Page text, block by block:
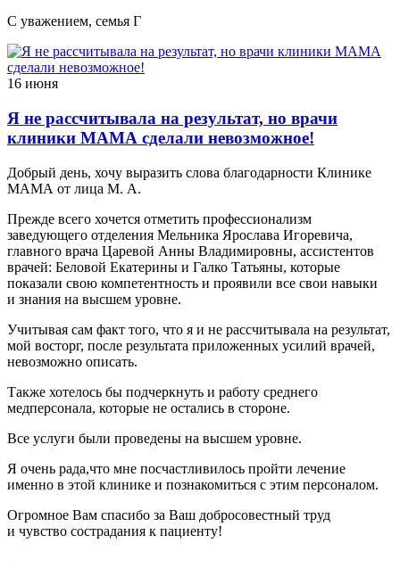
С уважением, семья Г
16 июня
Я не рассчитывала на результат, но врачи
клиники МАМА сделали невозможное!
Добрый день, хочу выразить слова благодарности Клинике
МАМА от лица М. А.
Прежде всего хочется отметить профессионализм
заведующего отделения Мельника Ярослава Игоревича,
главного врача Царевой Анны Владимировны, ассистентов
врачей: Беловой Екатерины и Галко Татьяны, которые
показали свою компетентность и проявили все свои навыки
и знания на высшем уровне.
Учитывая сам факт того, что я и не рассчитывала на результат,
мой восторг, после результата приложенных усилий врачей,
невозможно описать.
Также хотелось бы подчеркнуть и работу среднего
медперсонала, которые не остались в стороне.
Все услуги были проведены на высшем уровне.
Я очень рада,что мне посчастливилось пройти лечение
именно в этой клинике и познакомиться с этим персоналом.
Огромное Вам спасибо за Ваш добросовестный труд
и чувство сострадания к пациенту!